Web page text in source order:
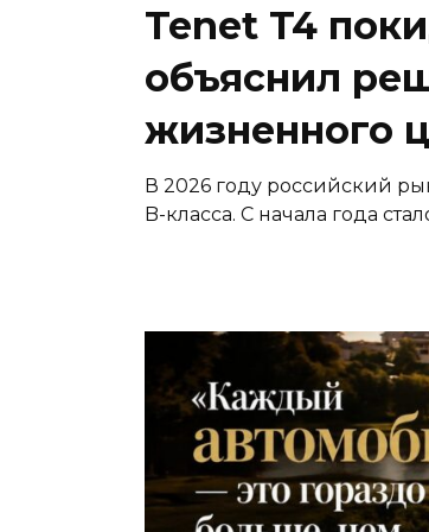
Tenet T4
объяснил
жизненного
В 2026 году российский
B-класса. С начала года